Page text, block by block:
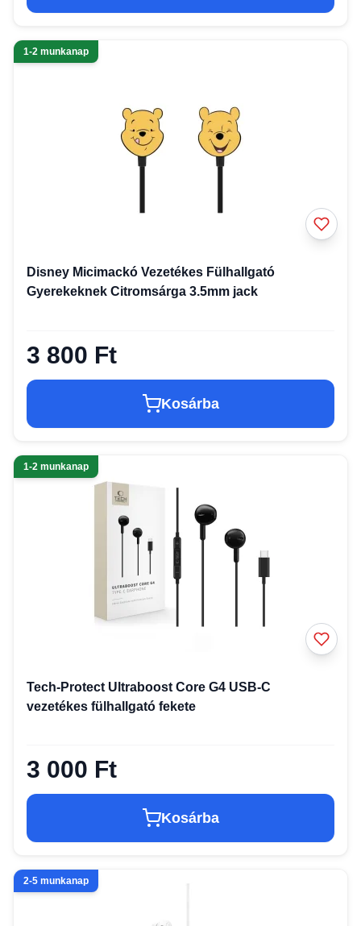
1-2 munkanap
Disney Micimackó Vezetékes Fülhallgató
Gyerekeknek Citromsárga 3.5mm jack
3 800 Ft
Kosárba
1-2 munkanap
Tech-Protect Ultraboost Core G4 USB-C
vezetékes fülhallgató fekete
3 000 Ft
Kosárba
2-5 munkanap